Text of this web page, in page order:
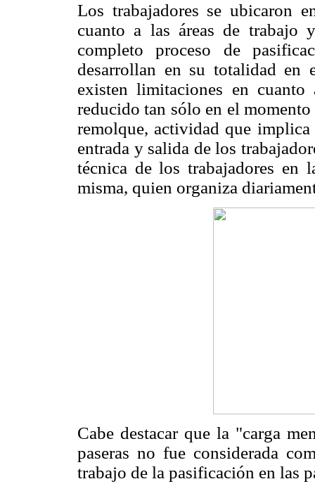
Los trabajadores se ubicaron
cuanto a las áreas de trabajo
completo proceso de
desarrollan en su totalidad
existen limitaciones en
reducido tan sólo en el
remolque, actividad que
entrada y salida de los
técnica de los trabajadores en
misma, quien organiza
Cabe destacar que la "carga
paseras no fue considerada
trabajo de la pasificación en las